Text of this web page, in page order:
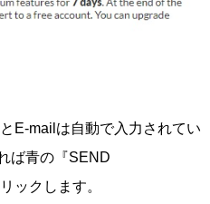
E-mailは自動で入力されてい
ば青の『SEND
ックします。